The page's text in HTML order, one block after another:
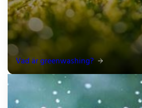
Vad är greenwashing?